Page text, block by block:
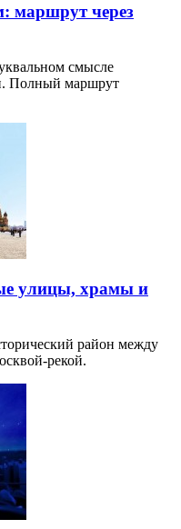
маршрут через
смысле
Полный маршрут
улицы, храмы и
район между
рекой.